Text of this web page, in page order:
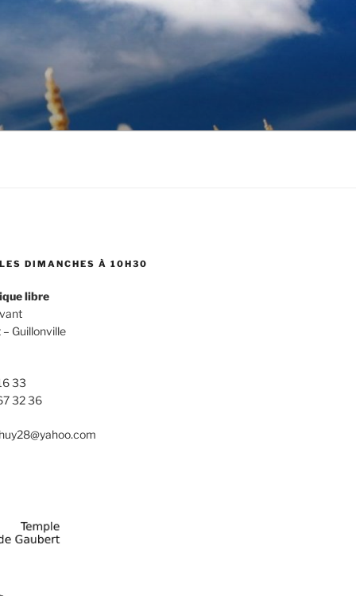
DIMANCHES À 10H30
libre
Guillonville
33
32 36